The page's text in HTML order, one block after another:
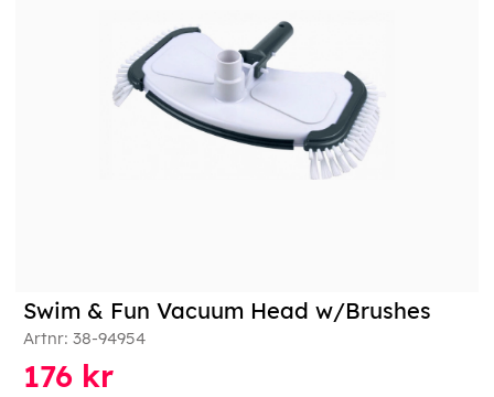
Swim & Fun Vacuum Head w/Brushes
Artnr: 38-94954
176 kr